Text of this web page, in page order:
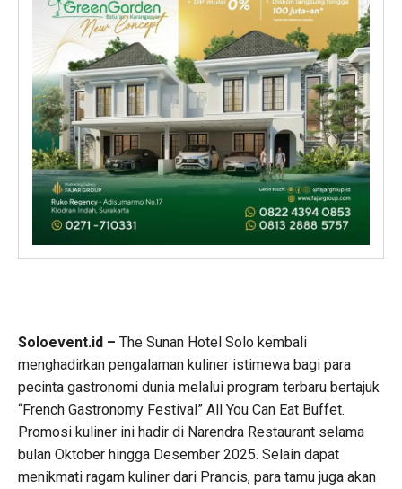
Soloevent.id – The Sunan Hotel Solo kembali
menghadirkan pengalaman kuliner istimewa bagi para
pecinta gastronomi dunia melalui program terbaru bertajuk
“French Gastronomy Festival” All You Can Eat Buffet.
Promosi kuliner ini hadir di Narendra Restaurant selama
bulan Oktober hingga Desember 2025. Selain dapat
menikmati ragam kuliner dari Prancis, para tamu juga akan